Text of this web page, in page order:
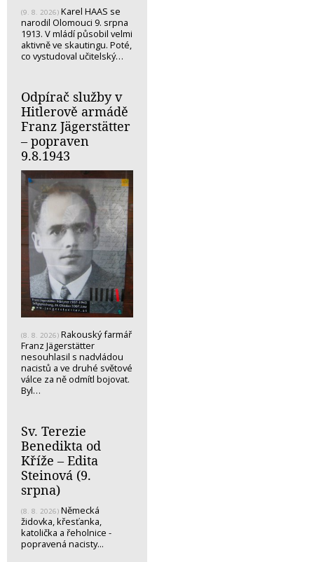
(9. 8. 2026) Karel HAAS se
narodil Olomouci 9. srpna
1913. V mládí působil velmi
aktivně ve skautingu. Poté,
co vystudoval učitelský…
Odpírač služby v
Hitlerově armádě
Franz Jägerstätter
– popraven
9.8.1943
(8. 8. 2026) Rakouský farmář
Franz Jägerstätter
nesouhlasil s nadvládou
nacistů a ve druhé světové
válce za ně odmítl bojovat.
Byl…
Sv. Terezie
Benedikta od
Kříže – Edita
Steinová (9.
srpna)
(8. 8. 2026) Německá
židovka, křesťanka,
katolička a řeholnice -
popravená nacisty...